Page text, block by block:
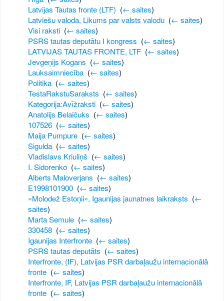
Latvijas Tautas fronte (LTF) (← saites)
Latviešu valoda, Likums par valsts valodu‎ (← saites)
Visi raksti‎ (← saites)
PSRS tautas deputātu I kongress (← saites)
LATVIJAS TAUTAS FRONTE, LTF‎ (← saites)
Jevgeņijs Kogans (← saites)
Lauksaimniecība‎ (← saites)
Politika‎ (← saites)
TestaRakstuSaraksts (← saites)
Kategorija:Avīžraksti‎ (← saites)
Anatolijs Belaičuks (← saites)
107526‎ (← saites)
Maija Pumpure‎ (← saites)
Sigulda‎ (← saites)
Vladislavs Kriuliņš (← saites)
I. Sidorenko‎ (← saites)
Alberts Maloverjans (← saites)
E1998101900‎ (← saites)
«Molodež Estoņii», Igaunijas jaunatnes laikraksts (←
saites)
Marta Semule‎ (← saites)
330458‎ (← saites)
Igaunijas Interfronte‎ (← saites)
PSRS tautas deputāts (← saites)
Interfronte, (IF), Latvijas PSR darbaļaužu internacionālā
fronte‎ (← saites)
Interfronte, IF, Latvijas PSR darbaļaužu internacionālā
fronte‎ (← saites)